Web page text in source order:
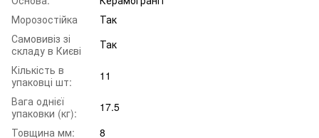
Морозостійка
Так
Самовивіз зі
складу в Києві
Так
Кількість в
упаковці шт:
11
Вага однієї
упаковки (кг):
17.5
Товщина мм:
8